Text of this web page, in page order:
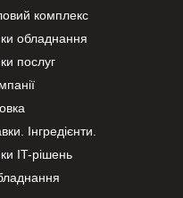
комплекс
обладнання
послуг
Інгредієнти.
IT-рішень